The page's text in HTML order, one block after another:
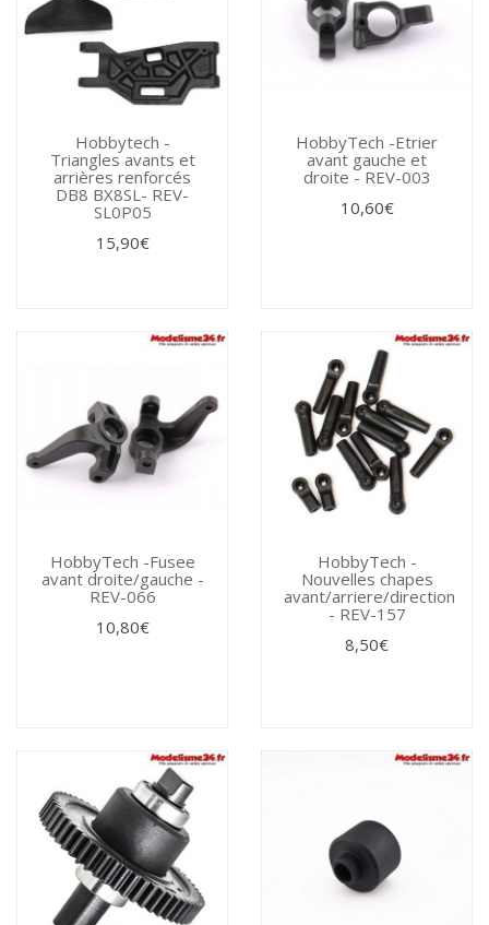
Hobbytech -
Triangles avants et
arrières renforcés
DB8 BX8SL- REV-
SL0P05
15,90€
HobbyTech -Etrier
avant gauche et
droite - REV-003
10,60€
HobbyTech -Fusee
avant droite/gauche -
REV-066
10,80€
HobbyTech -
Nouvelles chapes
avant/arriere/direction
- REV-157
8,50€